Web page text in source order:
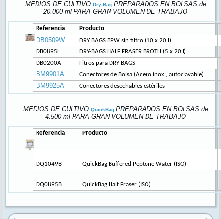
MEDIOS DE CULTIVO Dry-BagPREPARADOS EN BOLSAS de
20.000 ml PARA GRAN VOLUMEN DE TRABAJO
Referencia Producto
DB0509W DRY BAGS BPW sin filtro (10 x 20 l)
DB0895L
DRY-BAGS HALF FRASER BROTH (5 x 20 l)
DB0200A
Fitros para DRY-BAGS
BM9901A Conectores de Bolsa (Acero inox., autoclavable)
BM9925A Conectores desechables estériles
MEDIOS DE CULTIVO QuickBag PREPARADOS EN BOLSAS de
4.500 ml PARA GRAN VOLUMEN DE TRABAJO
Referencia Producto
DQ1049B QuickBag Buffered Peptone Water (ISO)
DQ0895B QuickBag Half Fraser (ISO)